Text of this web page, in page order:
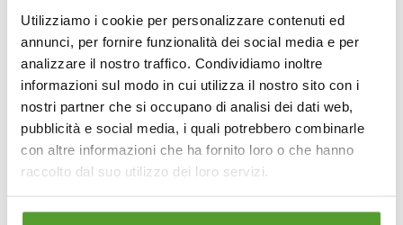
Utilizziamo i cookie per personalizzare contenuti ed
annunci, per fornire funzionalità dei social media e per
analizzare il nostro traffico. Condividiamo inoltre
informazioni sul modo in cui utilizza il nostro sito con i
nostri partner che si occupano di analisi dei dati web,
pubblicità e social media, i quali potrebbero combinarle
con altre informazioni che ha fornito loro o che hanno
raccolto dal suo utilizzo dei loro servizi.
applicato è determinante.
Laconservazioneriguarda sia i prodotti finiti sia
quelli intermedi. Il rispetto delle condizioni
ambientali garantisce stabilità e sicurezza
microbiologica.
Infine, ladistribuzioneo somministrazione deve